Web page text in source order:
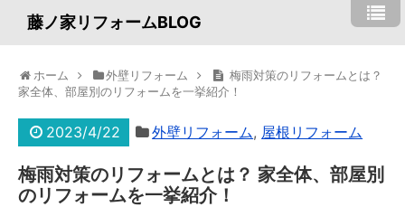
藤ノ家リフォームBLOG
ホーム 外壁リフォーム
梅雨対策のリフォームとは？
家全体、部屋別のリフォームを一挙紹介！
2023/4/22 外壁リフォーム, 屋根リフォーム
梅雨対策のリフォームとは？ 家全体、部屋別
のリフォームを一挙紹介！